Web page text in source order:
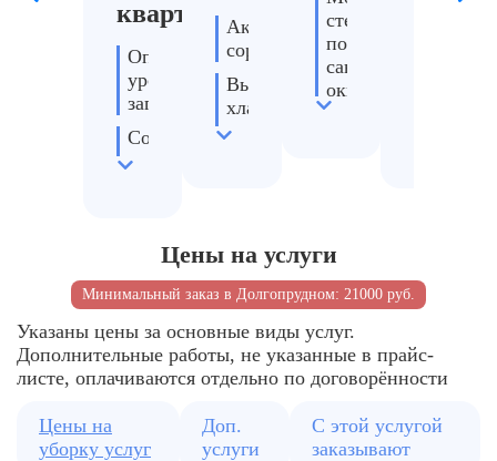
квартиры
Определяем
уровень
загрязнения
Составляем
план
Аккуратно
сортируем
Вывозим
хлам
и
стены,
полы,
сантехнику,
окна,
мебель
Цены на услуги
Минимальный заказ в Долгопрудном: 21000 руб.
Указаны цены за основные виды услуг.
Дополнительные работы, не указанные в прайс-
листе, оплачиваются отдельно по договорённости
Цены на
уборку услуг
Доп.
услуги
С этой услугой
заказывают